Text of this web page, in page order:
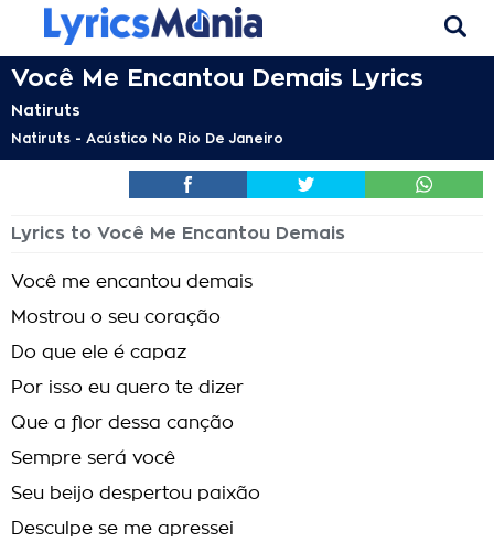
Você Me Encantou Demais Lyrics
Natiruts
Natiruts - Acústico No Rio De Janeiro
Lyrics to Você Me Encantou Demais
Você me encantou demais
Mostrou o seu coração
Do que ele é capaz
Por isso eu quero te dizer
Que a flor dessa canção
Sempre será você
Seu beijo despertou paixão
Desculpe se me apressei